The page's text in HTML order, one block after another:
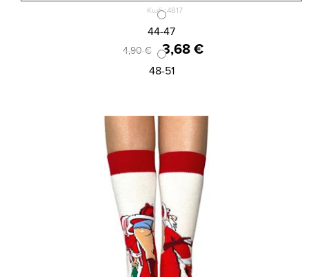
44-47
48-51
Κωδ.:4817
ΚΟΦΤH ΑΝΔΡΙΚΗ ΚΑΛΤΣΑ ΙΝΙΖΙΟ 2ΑΔΑ
4,90 € 3,68 €